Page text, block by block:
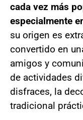
cada vez más
especialmente
su origen es
convertido en
amigos y
de actividades
disfraces, la
tradicional